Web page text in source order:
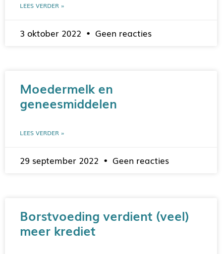
LEES VERDER »
3 oktober 2022 Geen reacties
Moedermelk en
geneesmiddelen
LEES VERDER »
29 september 2022 Geen reacties
Borstvoeding verdient (veel)
meer krediet